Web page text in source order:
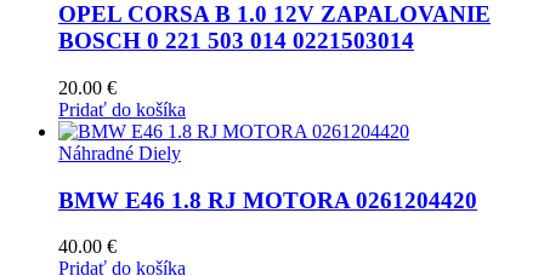
OPEL CORSA B 1.0 12V ZAPALOVANIE
BOSCH 0 221 503 014 0221503014
20.00 €
Pridať do košíka
Náhradné Diely
BMW E46 1.8 RJ MOTORA 0261204420
40.00 €
Pridať do košíka